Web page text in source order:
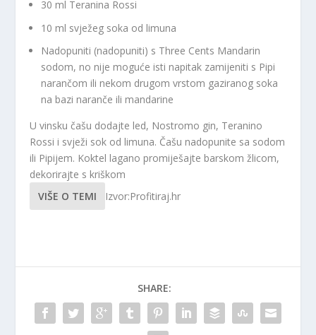
30 ml Teranina Rossi
10 ml svježeg soka od limuna
Nadopuniti (nadopuniti) s Three Cents Mandarin
sodom, no nije moguće isti napitak zamijeniti s Pipi
narančom ili nekom drugom vrstom gaziranog soka
na bazi naranče ili mandarine
U vinsku čašu dodajte led, Nostromo gin, Teranino
Rossi i svježi sok od limuna. Čašu nadopunite sa sodom
ili Pipijem. Koktel lagano promiješajte barskom žlicom,
dekorirajte s kriškom
VIŠE O TEMI
Izvor:Profitiraj.hr
SHARE: